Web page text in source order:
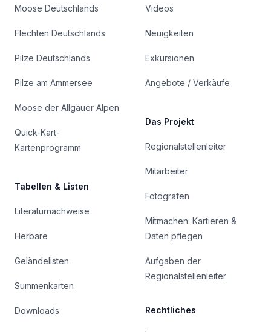
Moose Deutschlands
Flechten Deutschlands
Pilze Deutschlands
Pilze am Ammersee
Moose der Allgäuer Alpen
Quick-Kart-
Kartenprogramm
Tabellen & Listen
Literaturnachweise
Herbare
Geländelisten
Summenkarten
Downloads
Videos
Neuigkeiten
Exkursionen
Angebote / Verkäufe
Das Projekt
Regionalstellenleiter
Mitarbeiter
Fotografen
Mitmachen: Kartieren &
Daten pflegen
Aufgaben der
Regionalstellenleiter
Rechtliches